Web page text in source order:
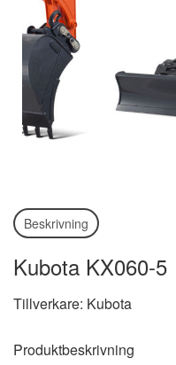
Beskrivning
Kubota KX060-5
Tillverkare: Kubota
Produktbeskrivning